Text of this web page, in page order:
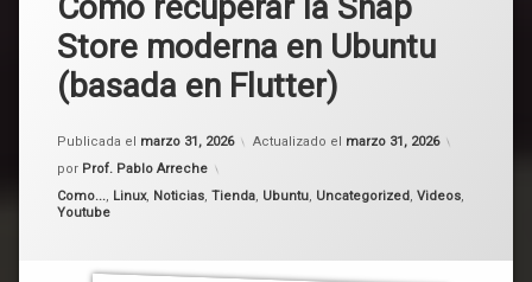
Store moderna en Ubuntu
(basada en Flutter)
Publicada el marzo 31, 2026 Actualizado el marzo 31, 2026
por Prof. Pablo Arreche
Categorías:
Como..., Linux, Noticias, Tienda, Ubuntu, Uncategorized, Videos,
Youtube